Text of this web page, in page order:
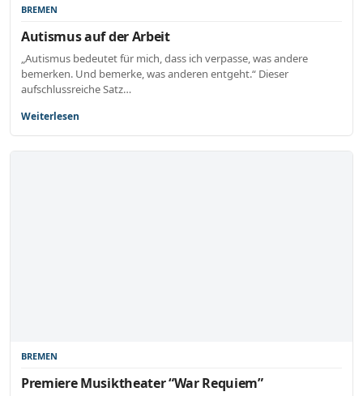
BREMEN
Autismus auf der Arbeit
„Autismus bedeutet für mich, dass ich verpasse, was andere
bemerken. Und bemerke, was anderen entgeht.“ Dieser
aufschlussreiche Satz…
Weiterlesen
BREMEN
Premiere Musiktheater “War Requiem”